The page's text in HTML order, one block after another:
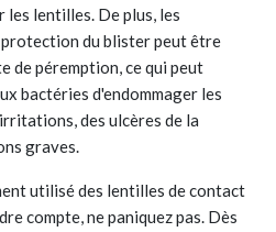
les lentilles. De plus, les
du blister peut être
de péremption, ce qui peut
bactéries d'endommager les
des ulcères de la
graves.
utilisé des lentilles de contact
compte, ne paniquez pas. Dès